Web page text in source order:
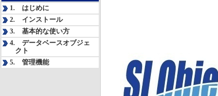
1. はじめに
2. インストール
3. 基本的な使い方
4. データベースオブジェ
クト
5. 管理機能